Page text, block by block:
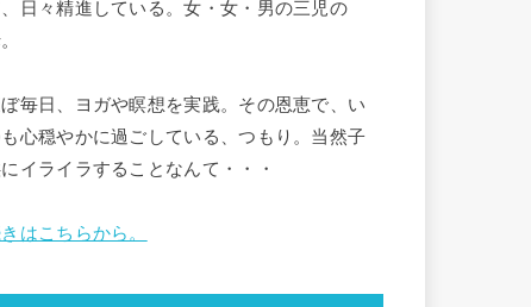
日々精進している。女・女・男の三児の
毎日、ヨガや瞑想を実践。その恩恵で、い
心穏やかに過ごしている、つもり。当然子
イライラすることなんて・・・
はこちらから。